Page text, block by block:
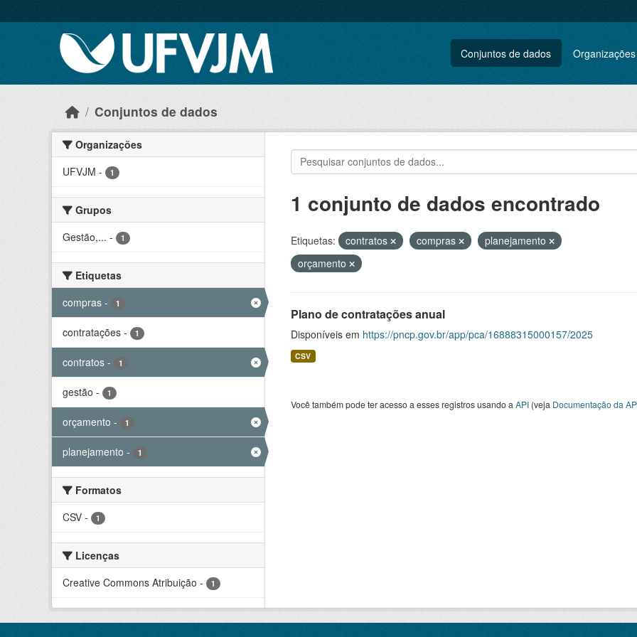
Conjuntos de dados Organizações
Conjuntos de dados
Organizações
UFVJM - 1
Grupos
Gestão,... - 1
Etiquetas
compras - 1
contratações - 1
contratos - 1
gestão - 1
orçamento - 1
planejamento - 1
Formatos
CSV - 1
Licenças
Creative Commons Atribuição - 1
1 conjunto de dados encontrado
Etiquetas: contratos compras
planejamento
orçamento
Plano de contratações anual
Disponíveis em https://pncp.gov.br/app/pca/16888315000157/2025
CSV
Você também pode ter acesso a esses registros usando a API(veja Documentação da